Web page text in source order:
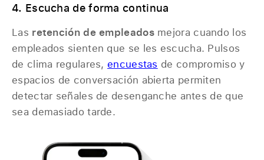
4. Escucha de forma continua
Las retención de empleadosmejora cuando los
empleados sienten que se les escucha. Pulsos
de clima regulares, encuestas de compromiso y
espacios de conversación abierta permiten
detectar señales de desenganche antes de que
sea demasiado tarde.